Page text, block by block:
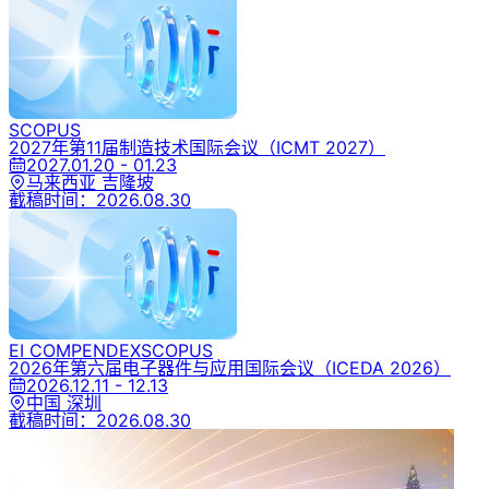
SCOPUS
2027年第11届制造技术国际会议 （ICMT 2027）
2027.01.20 - 01.23
马来西亚 吉隆坡
截稿时间： 2026.08.30
EI COMPENDEXSCOPUS
2026年第六届电子器件与应用国际会议 （ICEDA 2026）
2026.12.11 - 12.13
中国 深圳
截稿时间： 2026.08.30